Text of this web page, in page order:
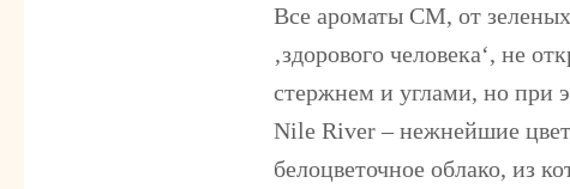
Все ароматы СМ, от
‚здорового человека‘, не
стержнем и углами, но при
Nile River – нежнейшие
белоцветочное облако, из